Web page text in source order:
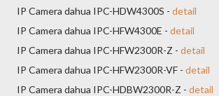
IP Camera dahua IPC-HDW4300S - detail
IP Camera dahua IPC-HFW4300E - detail
IP Camera dahua IPC-HFW2300R-Z - detail
IP Camera dahua IPC-HFW2300R-VF - detail
IP Camera dahua IPC-HDBW2300R-Z - detail